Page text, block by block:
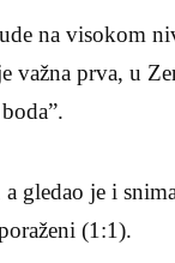
na visokom
važna prva, u
gledao je i
(1:1).